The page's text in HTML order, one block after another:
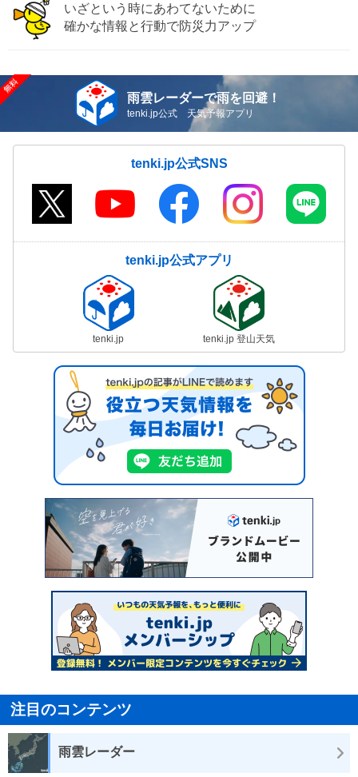
いざという時にあわてないために
確かな情報と行動で防災力アップ
雨雲レーダーで雨を回避！
tenki.jp公式 天気予報アプリ
tenki.jp公式SNS
tenki.jp公式アプリ
tenki.jp tenki.jp 登山天気
注目のコンテンツ
雨雲レーダー